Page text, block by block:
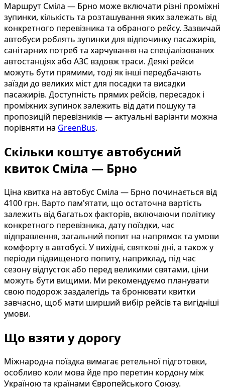
Маршрут Сміла — Брно може включати різні проміжні
зупинки, кількість та розташування яких залежать від
конкретного перевізника та обраного рейсу. Зазвичай
автобуси роблять зупинки для відпочинку пасажирів,
санітарних потреб та харчування на спеціалізованих
автостанціях або АЗС вздовж траси. Деякі рейси
можуть бути прямими, тоді як інші передбачають
заїзди до великих міст для посадки та висадки
пасажирів. Доступність прямих рейсів, пересадок і
проміжних зупинок залежить від дати пошуку та
пропозицій перевізників — актуальні варіанти можна
порівняти на GreenBus.
Скільки коштує автобусний
квиток Сміла — Брно
Ціна квитка на автобус Сміла — Брно починається від
4100 грн. Варто пам'ятати, що остаточна вартість
залежить від багатьох факторів, включаючи політику
конкретного перевізника, дату поїздки, час
відправлення, загальний попит на напрямок та умови
комфорту в автобусі. У вихідні, святкові дні, а також у
періоди підвищеного попиту, наприклад, під час
сезону відпусток або перед великими святами, ціни
можуть бути вищими. Ми рекомендуємо планувати
свою подорож заздалегідь та бронювати квитки
завчасно, щоб мати ширший вибір рейсів та вигідніші
умови.
Що взяти у дорогу
Міжнародна поїздка вимагає ретельної підготовки,
особливо коли мова йде про перетин кордону між
Україною та країнами Європейського Союзу.